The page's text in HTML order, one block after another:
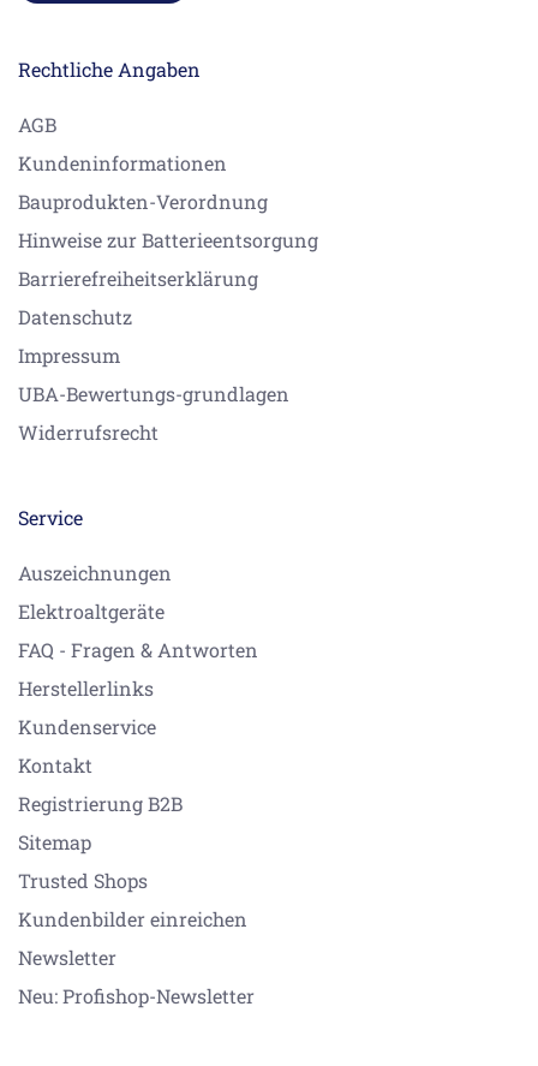
Rechtliche Angaben
AGB
Kundeninformationen
Bauprodukten-Verordnung
Hinweise zur Batterieentsorgung
Barrierefreiheitserklärung
Datenschutz
Impressum
UBA-Bewertungs-grundlagen
Widerrufsrecht
Service
Auszeichnungen
Elektroaltgeräte
FAQ - Fragen & Antworten
Herstellerlinks
Kundenservice
Kontakt
Registrierung B2B
Sitemap
Trusted Shops
Kundenbilder einreichen
Newsletter
Neu: Profishop-Newsletter